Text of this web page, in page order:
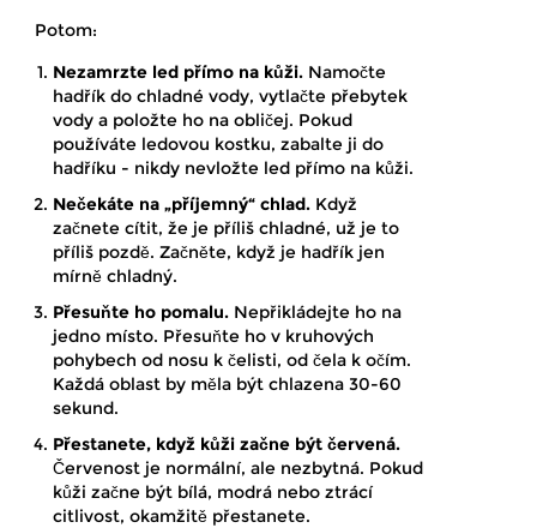
Potom:
Nezamrzte led přímo na kůži. Namočte
hadřík do chladné vody, vytlačte přebytek
vody a položte ho na obličej. Pokud
používáte ledovou kostku, zabalte ji do
hadříku - nikdy nevložte led přímo na kůži.
Nečekáte na „příjemný“ chlad. Když
začnete cítit, že je příliš chladné, už je to
příliš pozdě. Začněte, když je hadřík jen
mírně chladný.
Přesuňte ho pomalu. Nepřikládejte ho na
jedno místo. Přesuňte ho v kruhových
pohybech od nosu k čelisti, od čela k očím.
Každá oblast by měla být chlazena 30-60
sekund.
Přestanete, když kůži začne být červená.
Červenost je normální, ale nezbytná. Pokud
kůži začne být bílá, modrá nebo ztrácí
citlivost, okamžitě přestanete.